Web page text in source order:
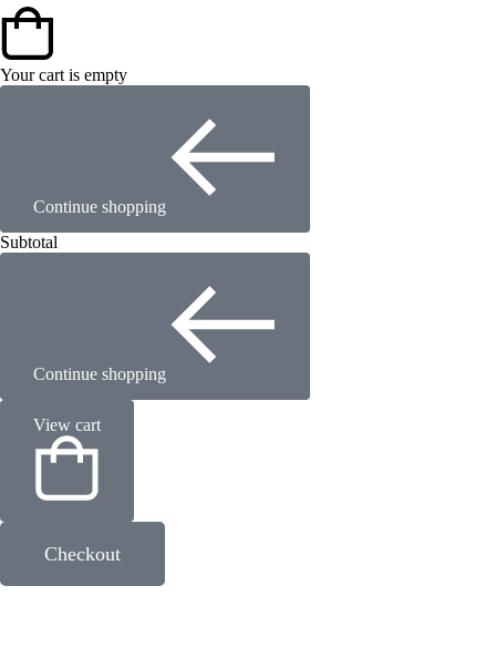
Your cart is empty
Continue shopping
Subtotal
Continue shopping
View cart
Checkout